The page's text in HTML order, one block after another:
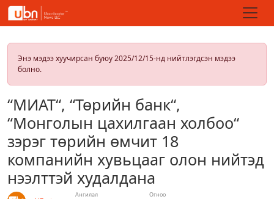
Энэ мэдээ хуучирсан буюу 2025/12/15-нд нийтлэгдсэн мэдээ
болно.
“МИАТ“, “Төрийн банк“,
“Монголын цахилгаан холбоо“
зэрэг төрийн өмчит 18
компанийн хувьцааг олон нийтэд
нээлттэй худалдана
Ангилал Огноо